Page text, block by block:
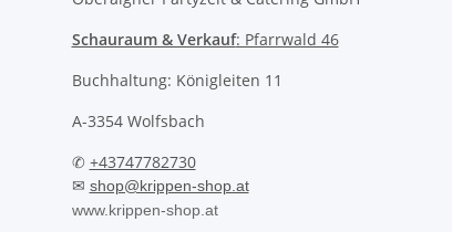
Schauraum & Verkauf: Pfarrwald 46
Buchhaltung: Königleiten 11
A-3354 Wolfsbach
✆ +43747782730
✉ shop@krippen-shop.at
www.krippen-shop.at